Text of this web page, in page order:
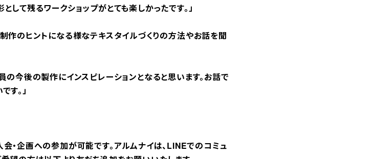
て残るワークショップがとても楽しかったです。」
作のヒントになる様なテキスタイルづくりの方法やお話を聞
の今後の製作にインスピレーションとなると思います。お話で
す。」
・企画への参加が可能です。アルムナイは、LINEでのコミュ